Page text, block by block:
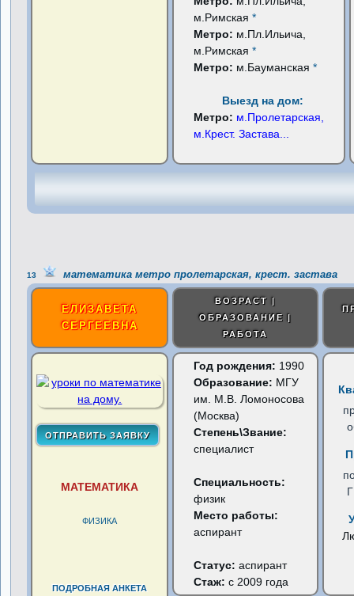
м.Римская*
Метро: м.Пл.Ильича,
м.Римская*
Метро: м.Бауманская*
Выезд на дом:
Метро: м.Пролетарская,
м.Крест. Застава
13 математика метро пролетарская, крест. застава
ЕЛИЗАВЕТА
СЕРГЕЕВНА
ВОЗРАСТ |
ОБРАЗОВАНИЕ |
РАБОТА
МАТЕМАТИКА
ФИЗИКА
ПОДРОБНАЯ АНКЕТА
Год рождения: 1990
Образование: МГУ
им. М.В. Ломоносова
(Москва)
Степень\Звание:
специалист
Специальность:
физик
Место работы:
аспирант
Статус:аспирант
Стаж: с 2009 года